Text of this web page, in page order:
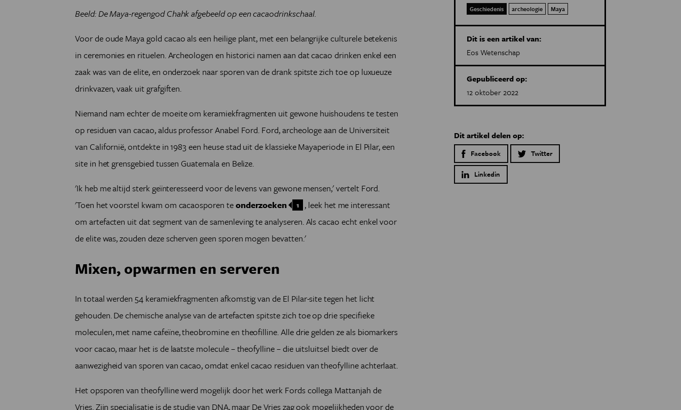
Beeld: De Maya-regengod Chahk afgebeeld op een cacaodrinkschaal.
Voor de oude Maya gold cacao als een heilige plant, met een belangrijke culturele betekenis
in ceremonies en rituelen. Archeologen en historici namen aan dat cacao drinken enkel een
zaak was van de elite, en onderzoek naar sporen van de drank spitste zich toe op luxueuze
drinkvazen, vaak uit grafgiften.
Niemand nam echter de moeite om keramiekfragmenten uit gewone huishoudens te testen
op residuen van cacao, aldus professor Anabel Ford. Ford, archeologe aan de Universiteit
van Californië, ontdekte in 1983 een heuse stad uit de klassieke Mayaperiode in El Pilar, een
site in het grensgebied tussen Guatemala en Belize.
'Ik heb me altijd sterk geïnteresseerd voor de levens van gewone mensen,' vertelt Ford.
'Toen het voorstel kwam om cacaosporen teonderzoeken 1 , leek het me interessant
om artefacten uit dat segment van de samenleving te analyseren. Als cacao echt enkel voor
de elite was, zouden deze scherven geen sporen mogen bevatten.'
Mixen, opwarmen en serveren
In totaal werden 54 keramiekfragmenten afkomstig van de El Pilar-site tegen het licht
gehouden. De chemische analyse van de artefacten spitste zich toe op drie specifieke
moleculen, met name cafeïne, theobromine en theofilline. Alle drie gelden ze als biomarkers
voor cacao, maar het is de laatste molecule – theofylline – die uitsluitsel biedt over de
aanwezigheid van sporen van cacao, omdat enkel cacao residuen van theofylline achterlaat.
Het opsporen van theofylline werd mogelijk door het werk Fords collega Mattanjah de
Vries. Zijn specialisatie is de studie van DNA, maar De Vries zag ook mogelijkheden voor de
Geschiedenis archeologie Maya
Dit is een artikel van:
Eos Wetenschap
Gepubliceerd op:
12 oktober 2022
Dit artikel delen op:
Facebook Twitter
Linkedin